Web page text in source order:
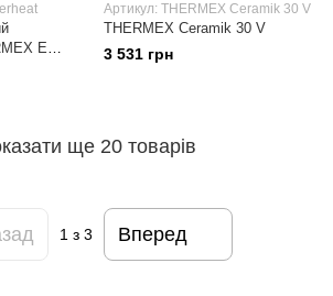
ERS
Артикул: THERMEX Ceramik 30 V
THERMEX Ceramik 30 V
3 531 грн
ще 20 товарів
1 з 3 Вперед